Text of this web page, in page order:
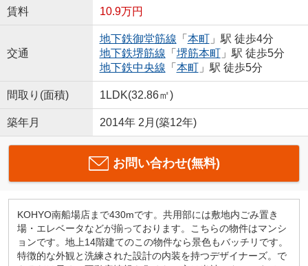
賃料 10.9万円
交通
地下鉄御堂筋線 「 本町」駅 徒歩4分
地下鉄堺筋線 「 堺筋本町」駅 徒歩5分
地下鉄中央線 「 本町」駅 徒歩5分
間取り(面積) 1LDK(32.86㎡)
築年月 2014年 2月(築12年)
お問い合わせ(無料)
KOHYO南船場店まで430mです。共用部には敷地内ごみ置き
場・エレベータなどが揃っております。こちらの物件はマンシ
ョンです。地上14階建てのこの物件なら景色もバッチリです。
特徴的な外観と洗練された設計の内装を持つデザイナーズ。で